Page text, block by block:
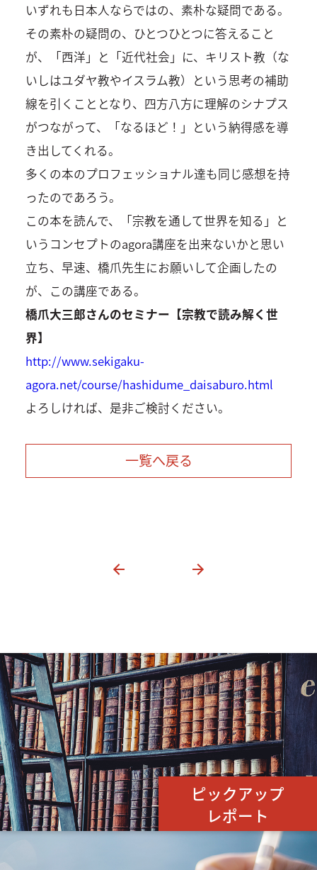
いずれも日本人ならではの、素朴な疑問である。
その素朴の疑問の、ひとつひとつに答えること
が、「西洋」と「近代社会」に、キリスト教（な
いしはユダヤ教やイスラム教）という思考の補助
線を引くこととなり、四方八方に理解のシナプス
がつながって、「なるほど！」という納得感を導
き出してくれる。
多くの本のプロフェッショナル達も同じ感想を持
ったのであろう。
この本を読んで、「宗教を通して世界を知る」と
いうコンセプトのagora講座を出来ないかと思い
立ち、早速、橋爪先生にお願いして企画したの
が、この講座である。
橋爪大三郎さんのセミナー【宗教で読み解く世
界】
http://www.sekigaku-
agora.net/course/hashidume_daisaburo.html
よろしければ、是非ご検討ください。
一覧へ戻る
ピックアップ
レポート